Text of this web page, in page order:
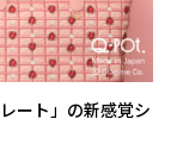
ート」の新感覚シ